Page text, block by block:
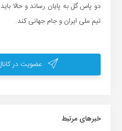
دو پاس گل به پایان رساند و حالا
تیم ملی ایران و جام جهانی کند.
عضویت در
خبر‌های مرتبط